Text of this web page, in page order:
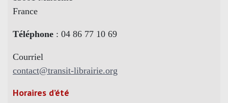
France
Téléphone : 04 86 77 10 69
Courriel
contact@transit-librairie.org
Horaires d’été